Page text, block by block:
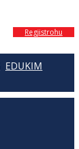
Regjistrohu
EDUKIM